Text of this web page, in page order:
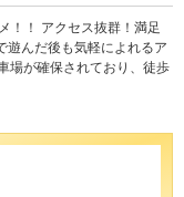
！！ アクセス抜群！満足
遊んだ後も気軽によれるア
場が確保されており、徒歩